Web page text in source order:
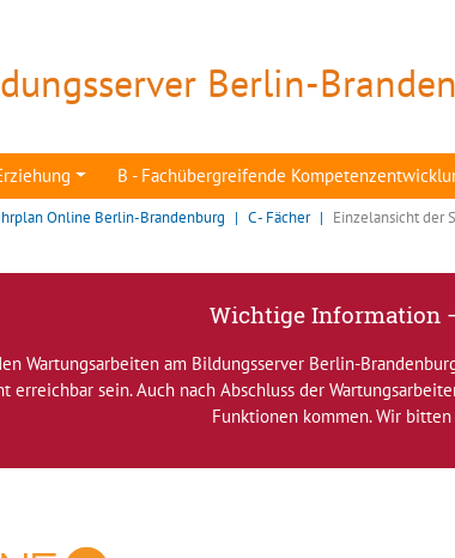
Berlin-
B - Fachübergreifende
Online Berlin-Brandenburg C - Fächer Einzelansicht der
Wichtige Information
Wartungsarbeiten am Bildungsserver Berlin-
sein. Auch nach Abschluss der
Funktionen kommen. Wir